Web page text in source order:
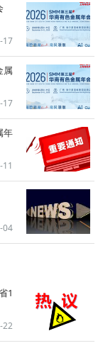
17
属
17
年
04
1
22